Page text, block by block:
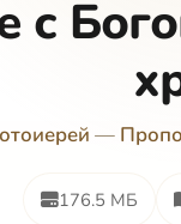
с
—
176.5 МБ